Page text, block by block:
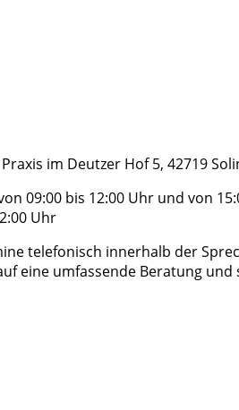
im Deutzer Hof 5, 42719
09:00 bis 12:00 Uhr und von
Uhr
telefonisch innerhalb der
eine umfassende Beratung